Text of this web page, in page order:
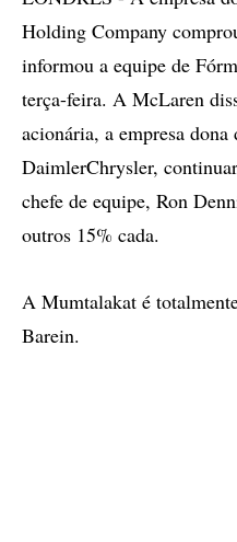
Holding Company
informou a equipe de
terça-feira. A McLaren
acionária, a empresa dona
DaimlerChrysler,
chefe de equipe, Ron
outros 15% cada.
A Mumtalakat é
Barein.